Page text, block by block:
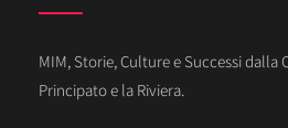
MIM, Storie, Culture e Successi dalla
Principato e la Riviera.